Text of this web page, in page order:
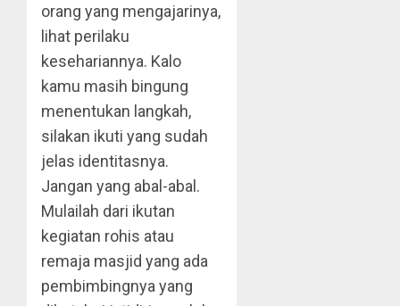
orang yang mengajarinya,
lihat perilaku
kesehariannya. Kalo
kamu masih bingung
menentukan langkah,
silakan ikuti yang sudah
jelas identitasnya.
Jangan yang abal-abal.
Mulailah dari ikutan
kegiatan rohis atau
remaja masjid yang ada
pembimbingnya yang